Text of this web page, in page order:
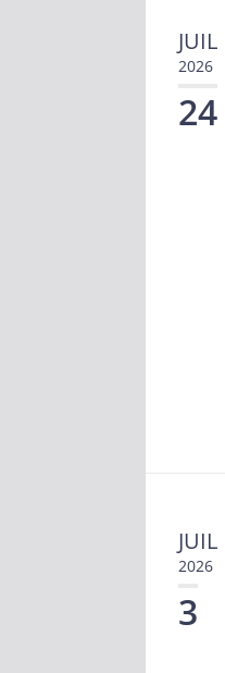
JUIL
2026
24
JUIL
2026
3